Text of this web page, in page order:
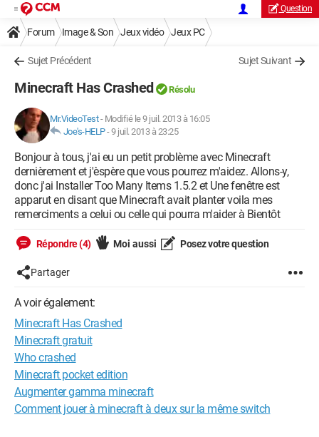
Question
Forum Image & Son Jeux vidéo Jeux PC
Sujet Précédent Sujet Suivant
Minecraft Has Crashed Résolu
Mr.VideoTest- Modifié le 9 juil. 2013 à 16:05
Joe's-HELP-9 juil. 2013 à 23:25
Bonjour à tous, j'ai eu un petit problème avec Minecraft
dernièrement et j'èspère que vous pourrez m'aidez. Allons-y,
donc j'ai Installer Too Many Items 1.5.2 et Une fenêtre est
apparut en disant que Minecraft avait planter voila mes
remerciments a celui ou celle qui pourra m'aider à Bientôt
Répondre (4) Moi aussi Posez votre question
Partager
A voir également:
Minecraft Has Crashed
Minecraft gratuit
Who crashed
Minecraft pocket edition
Augmenter gamma minecraft
Comment jouer à minecraft à deux sur la même switch